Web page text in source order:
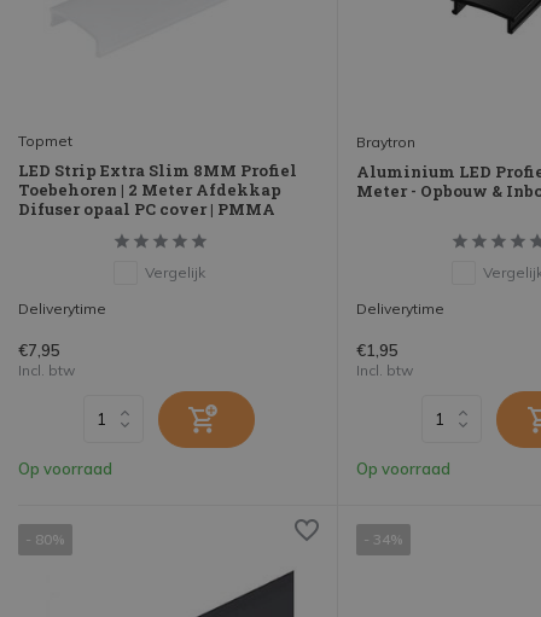
Topmet
LED Strip Extra Slim 8MM Profiel
Toebehoren | 2 Meter Afdekkap
Difuser opaal PC cover | PMMA
Vergelijk
Deliverytime
€7,95
Incl. btw
Op voorraad
Braytron
Aluminium LED
Meter - Opbouw &
Deliverytime
€1,95
Incl. btw
Op voorraad
- 80% - 34%